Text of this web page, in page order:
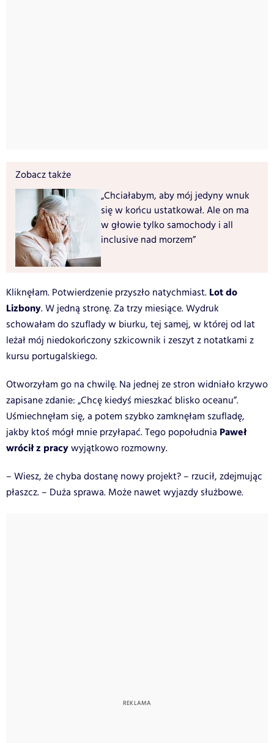
Zobacz także
„Chciałabym, aby mój jedyny wnuk
się w końcu ustatkował. Ale on ma
w głowie tylko samochody i all
inclusive nad morzem”
Kliknęłam. Potwierdzenie przyszło natychmiast. Lot do
Lizbony. W jedną stronę. Za trzy miesiące. Wydruk
schowałam do szuflady w biurku, tej samej, w której od lat
leżał mój niedokończony szkicownik i zeszyt z notatkami z
kursu portugalskiego.
Otworzyłam go na chwilę. Na jednej ze stron widniało krzywo
zapisane zdanie: „Chcę kiedyś mieszkać blisko oceanu”.
Uśmiechnęłam się, a potem szybko zamknęłam szufladę,
jakby ktoś mógł mnie przyłapać. Tego popołudnia Paweł
wrócił z pracywyjątkowo rozmowny.
– Wiesz, że chyba dostanę nowy projekt? – rzucił, zdejmując
płaszcz. – Duża sprawa. Może nawet wyjazdy służbowe.